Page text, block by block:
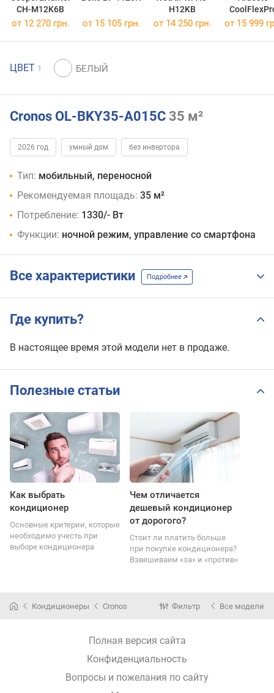
CH-M12K6B
H12KB
ARD-
от 12 270 грн. от 15 105 грн. от 14 250 грн. от 15 999
ЦВЕТ 1
Cronos OL-BKY35-A015C 35 м²
2026 год умный дом без инвертора
Тип: мобильный, переносной
Рекомендуемая площадь: 35 м²
Потребление: 1330/- Вт
Функции: ночной режим, управление со смартфона
Все характеристики Подробнее
Где купить?
В настоящее время этой модели нет в продаже.
Полезные статьи
Как выбрать
кондиционер
Основные критерии, которые
необходимо учесть при
выборе кондиционера
Чем отличается
дешевый кондиционер
от дорогого?
Стоит ли платить больше
при покупке кондиционера?
Взвешиваем «за» и «против»
Кондиционеры Cronos Фильтр Все модели
Полная версия сайта
Конфиденциальность
Вопросы и пожелания по сайту